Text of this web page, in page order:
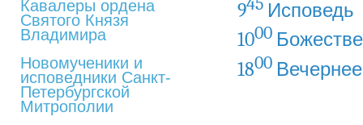
Кавалеры ордена
Святого Князя
Владимира
Новомученики и
исповедники Санкт-
Петербургской
Митрополии
9
Исповедь
1000
1800